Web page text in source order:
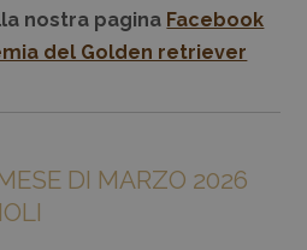
nostra pagina Facebook
del Golden retriever
DI MARZO 2026